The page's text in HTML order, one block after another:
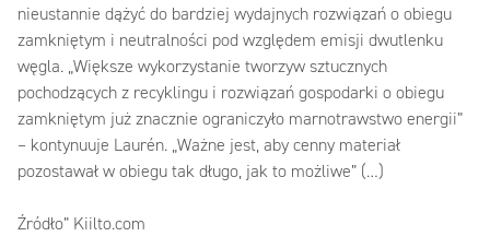
nieustannie dążyć do bardziej wydajnych rozwiązań o obiegu
zamkniętym i neutralności pod względem emisji dwutlenku
węgla. „Większe wykorzystanie tworzyw sztucznych
pochodzących z recyklingu i rozwiązań gospodarki o obiegu
zamkniętym już znacznie ograniczyło marnotrawstwo energii”
– kontynuuje Laurén. „Ważne jest, aby cenny materiał
pozostawał w obiegu tak długo, jak to możliwe” (…)
Źródło” Kiilto.com